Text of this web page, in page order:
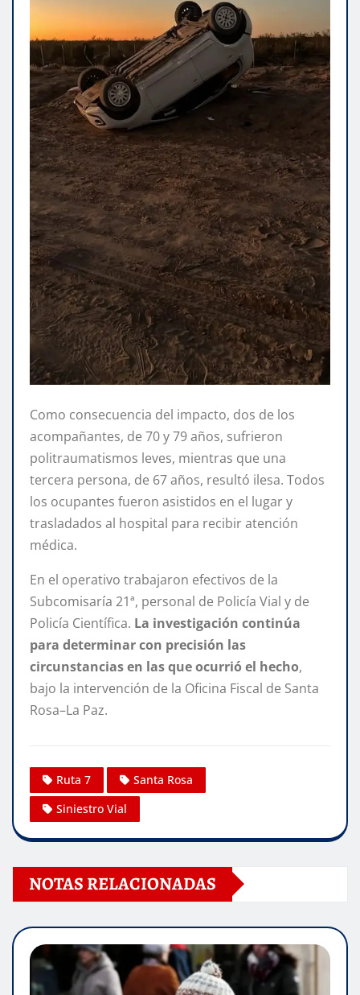
Como consecuencia del impacto, dos de los
acompañantes, de 70 y 79 años, sufrieron
politraumatismos leves, mientras que una
tercera persona, de 67 años, resultó ilesa. Todos
los ocupantes fueron asistidos en el lugar y
trasladados al hospital para recibir atención
médica.
En el operativo trabajaron efectivos de la
Subcomisaría 21ª, personal de Policía Vial y de
Policía Científica. La investigación continúa
para determinar con precisión las
circunstancias en las que ocurrió el hecho,
bajo la intervención de la Oficina Fiscal de Santa
Rosa–La Paz.
Ruta 7
Santa Rosa
Siniestro Vial
NOTAS RELACIONADAS